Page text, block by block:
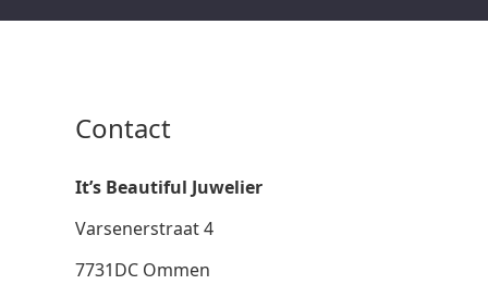
Contact
It’s Beautiful Juwelier
Varsenerstraat 4
7731DC Ommen